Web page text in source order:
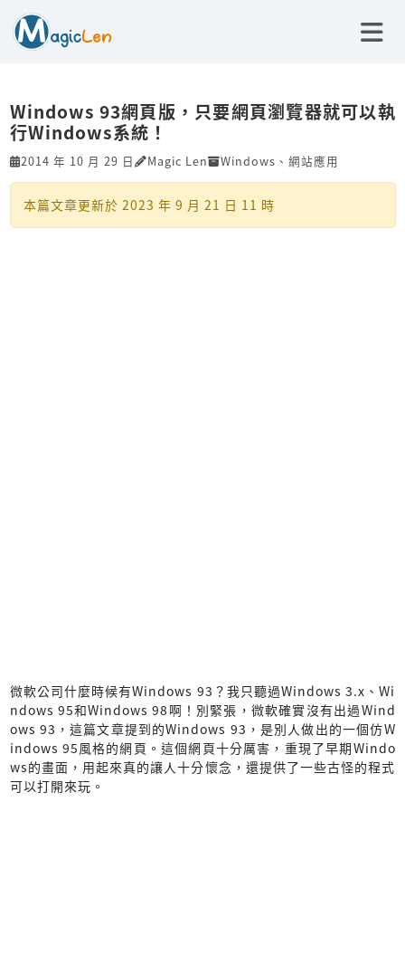
Windows 93網頁版，只要網頁瀏覽器就可以執
行Windows系統！
2014 年 10 月 29 日 Magic Len Windows 、 網站應用
本篇文章更新於 2023 年 9 月 21 日 11 時
微軟公司什麼時候有Windows 93？我只聽過Windows 3.x、Wi
ndows 95和Windows 98啊！別緊張，微軟確實沒有出過Wind
ows 93，這篇文章提到的Windows 93，是別人做出的一個仿W
indows 95風格的網頁。這個網頁十分厲害，重現了早期Windo
ws的畫面，用起來真的讓人十分懷念，還提供了一些古怪的程式
可以打開來玩。